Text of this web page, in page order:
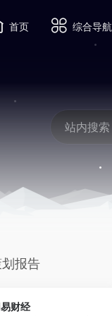
首页 综合导航
报告
财经